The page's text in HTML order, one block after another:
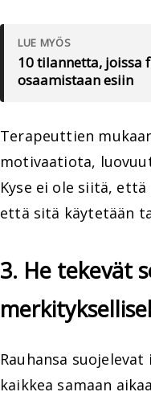
LUE MYÖS
10 tilannetta, joissa
osaamistaan esiin
Terapeuttien
motivaatiota,
Kyse ei ole siitä,
että sitä käytetään
3. He tekevät
Rauhansa
kaikkea samaan